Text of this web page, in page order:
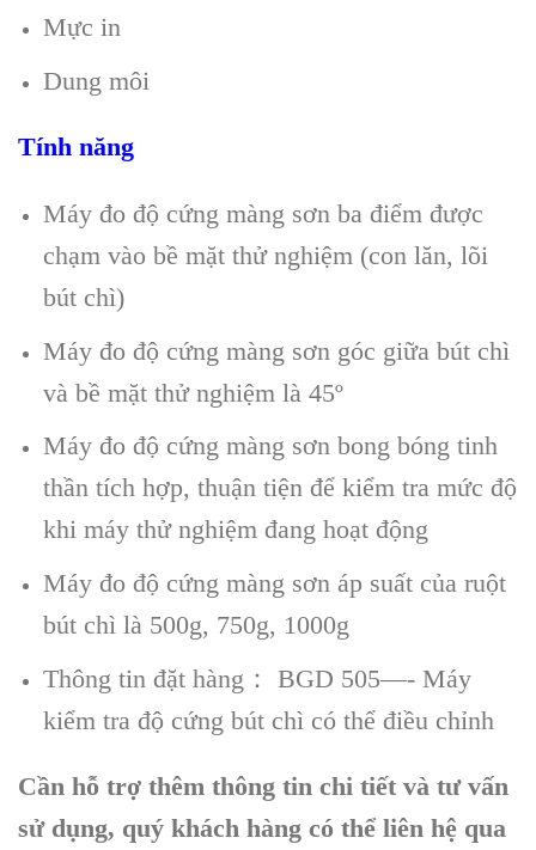
Mực in
Dung môi
Tính năng
Máy đo độ cứng màng sơn ba điểm được
chạm vào bề mặt thử nghiệm (con lăn, lõi
bút chì)
Máy đo độ cứng màng sơn góc giữa bút chì
và bề mặt thử nghiệm là 45º
Máy đo độ cứng màng sơn bong bóng tinh
thần tích hợp, thuận tiện để kiểm tra mức độ
khi máy thử nghiệm đang hoạt động
Máy đo độ cứng màng sơn áp suất của ruột
bút chì là 500g, 750g, 1000g
Thông tin đặt hàng： BGD 505—- Máy
kiểm tra độ cứng bút chì có thể điều chỉnh
Cần hỗ trợ thêm thông tin chi tiết và tư vấn
sử dụng, quý khách hàng có thể liên hệ qua